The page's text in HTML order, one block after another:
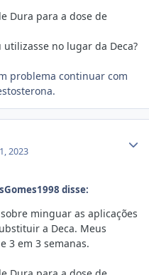
Dura para a dose de
no lugar da Deca?
problema continuar com
2023
disse:
minguar as aplicações
a Deca. Meus
3 em 3 semanas.